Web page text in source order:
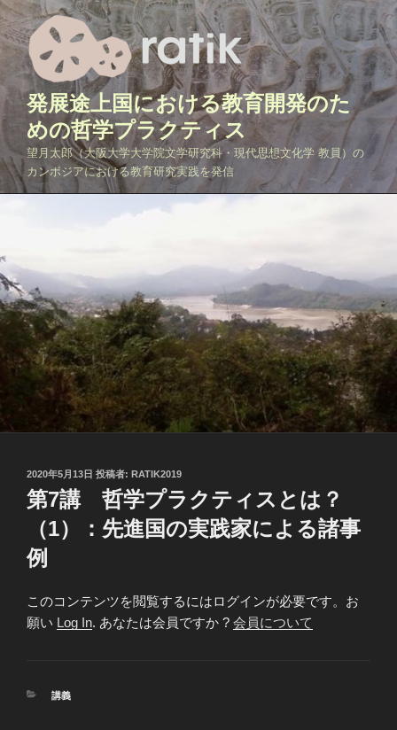
コ
ン
テ
へ
キ
発展途上国における教育開発のた
めの哲学プラクティス
望月太郎（大阪大学大学院文学研究科・現代思想文化学 教員）の
カンボジアにおける教育研究実践を発信
投
稿
日:
2020年5月13日 投稿者: RATIK2019
第7講 哲学プラクティスとは？
（1）：先進国の実践家による諸事
例
このコンテンツを閲覧するにはログインが必要です。お
願い Log In. あなたは会員ですか ? 会員について
カ
講義